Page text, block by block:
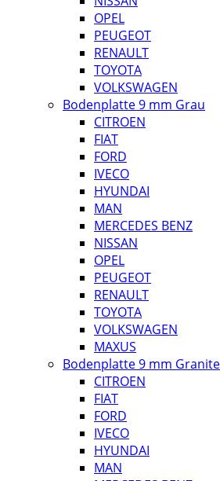
OPEL
PEUGEOT
RENAULT
TOYOTA
VOLKSWAGEN
Bodenplatte 9 mm Grau
CITROEN
FIAT
FORD
IVECO
HYUNDAI
MAN
MERCEDES BENZ
NISSAN
OPEL
PEUGEOT
RENAULT
TOYOTA
VOLKSWAGEN
MAXUS
Bodenplatte 9 mm Granite
CITROEN
FIAT
FORD
IVECO
HYUNDAI
MAN